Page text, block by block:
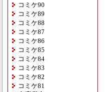
コミケ90
コミケ89
コミケ88
コミケ87
コミケ86
コミケ85
コミケ84
コミケ83
コミケ82
コミケ81